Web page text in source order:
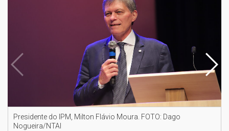
Presidente do IPM, Milton Flávio Moura. FOTO: Dago
Nogueira/NTAI